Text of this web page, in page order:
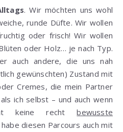
. Wir möchten uns wohl
runde Düfte. Wir wollen
oder frisch! Wir wollen
oder Holz… je nach Typ.
auch andere, die uns nah
gewünschten) Zustand mit
Cremes, die mein Partner
ich selbst – und auch wenn
keine rechtbewusste
diesen Parcours auch mit